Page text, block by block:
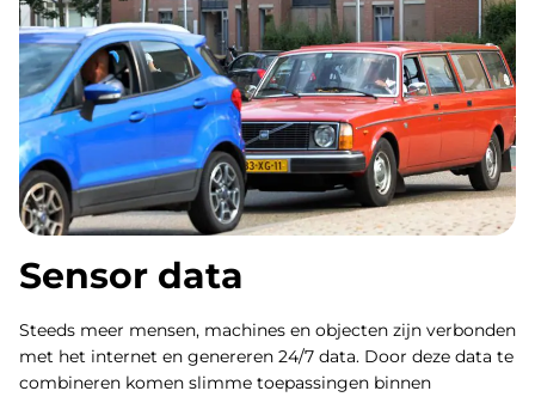
Sensor data
Steeds meer mensen, machines en objecten zijn verbonden
met het internet en genereren 24/7 data. Door deze data te
combineren komen slimme toepassingen binnen